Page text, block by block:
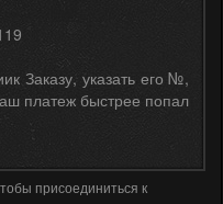
Заказу, указать его №,
платеж быстрее попал
присоединиться к